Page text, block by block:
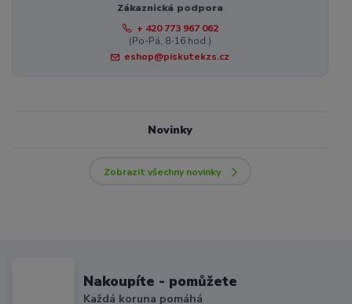
Zákaznická podpora
+ 420 773 967 062
(Po-Pá, 8-16 hod.)
eshop@piskutekzs.cz
Novinky
Zobrazit všechny novinky
Nakoupíte - pomůžete
Každá koruna pomáhá